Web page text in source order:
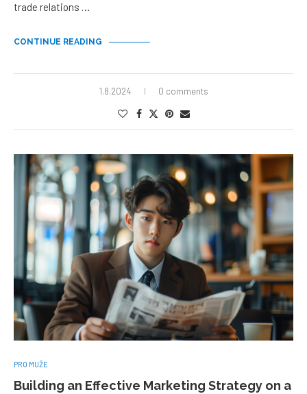
trade relations …
CONTINUE READING
1.8.2024 0 comments
PRO MUŽE
Building an Effective Marketing Strategy on a